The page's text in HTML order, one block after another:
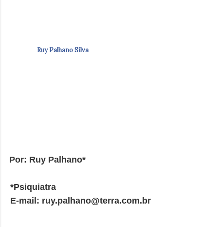
Ruy Palhano Silva
Por: Ruy Palhano*
*Psiquiatra
E-mail: ruy.palhano@terra.com.br